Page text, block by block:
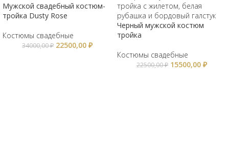
Мужской свадебный костюм-
тройка Dusty Rose
Костюмы свадебные
34000,00₽ 22500,00 ₽
Черный мужской костюм
тройка
Костюмы свадебные
22500,00₽ 15500,00 ₽